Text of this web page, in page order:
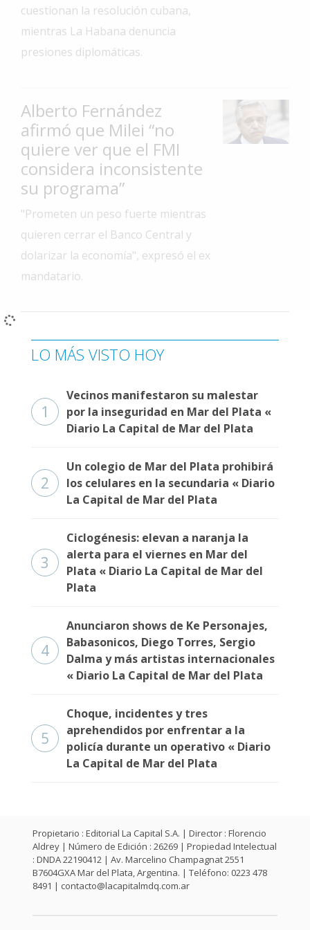
Interés
General
La
Arte
Espectáculos
Policiales
Cartelera
Fotos
de
Familia
cuestionan la resolución cubana,
mientras La Habana denuncia
presiones diplomáticas.
Alberto Fernández
afirmó que Milei “no
quiere ver que el FMI
considera inconsistente
su programa”
"Prometen un peso fuerte mientras
quieren cerrar el Banco Central y
dolarizar la economía", expresó el ex
mandatario.
LO MÁS VISTO HOY
1
Vecinos manifestaron su malestar
por la inseguridad en Mar del Plata «
Diario La Capital de Mar del Plata
2
Un colegio de Mar del Plata prohibirá
los celulares en la secundaria « Diario
La Capital de Mar del Plata
3
Ciclogénesis: elevan a naranja la
alerta para el viernes en Mar del
Plata « Diario La Capital de Mar del
Plata
4
Anunciaron shows de Ke Personajes,
Babasonicos, Diego Torres, Sergio
Dalma y más artistas internacionales
« Diario La Capital de Mar del Plata
5
Choque, incidentes y tres
aprehendidos por enfrentar a la
policía durante un operativo « Diario
La Capital de Mar del Plata
Propietario : Editorial La Capital S.A. | Director : Florencio
Aldrey | Número de Edición : 26269 | Propiedad Intelectual
: DNDA 22190412 | Av. Marcelino Champagnat 2551
B7604GXA Mar del Plata, Argentina. | Teléfono: 0223 478
8491 | contacto@lacapitalmdq.com.ar